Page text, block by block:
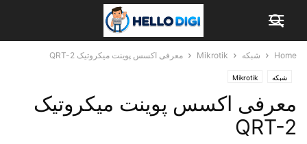
Home شبکه Mikrotik معرفی اکسس پوینت میکروتیک QRT-2
شبکه Mikrotik
معرفی اکسس پوینت میکروتیک
QRT-2